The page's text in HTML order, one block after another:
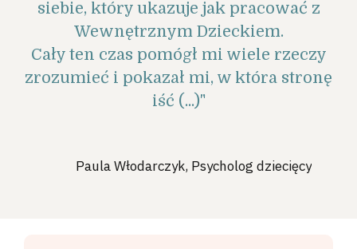
siebie, który ukazuje jak pracować z
Wewnętrznym Dzieckiem.
Cały ten czas pomógł mi wiele rzeczy
zrozumieć i pokazał mi, w która stronę
iść (...)"
Paula Włodarczyk, Psycholog dziecięcy